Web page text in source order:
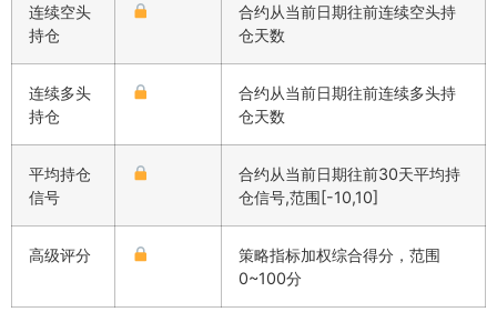
连续空头
持仓
合约从当前日期往前连续空头持
仓天数
连续多头
持仓
合约从当前日期往前连续多头持
仓天数
平均持仓
信号
合约从当前日期往前30天平均持
仓信号,范围[-10,10]
高级评分
策略指标加权综合得分，范围
0~100分